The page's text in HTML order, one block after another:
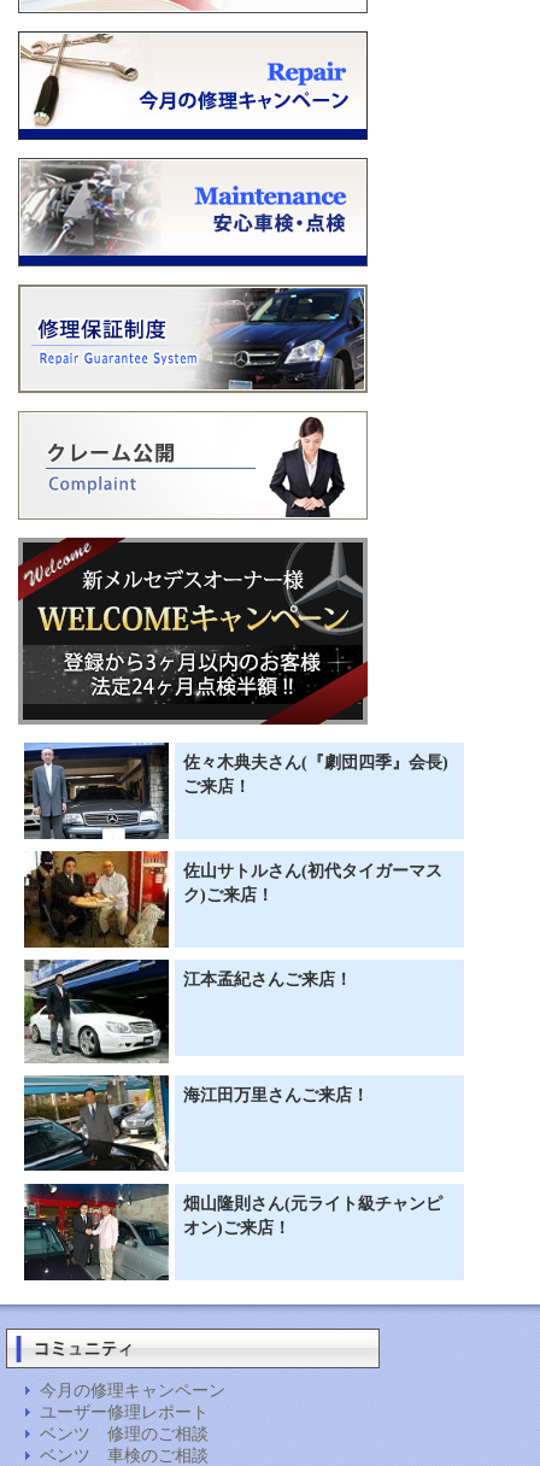
佐々木典夫さん(『劇団四季』会長)
ご来店！
佐山サトルさん(初代タイガーマス
ク)ご来店！
江本孟紀さんご来店！
海江田万里さんご来店！
畑山隆則さん(元ライト級チャンピ
オン)ご来店！
今月の修理キャンペーン
ユーザー修理レポート
ベンツ 修理のご相談
ベンツ 車検のご相談